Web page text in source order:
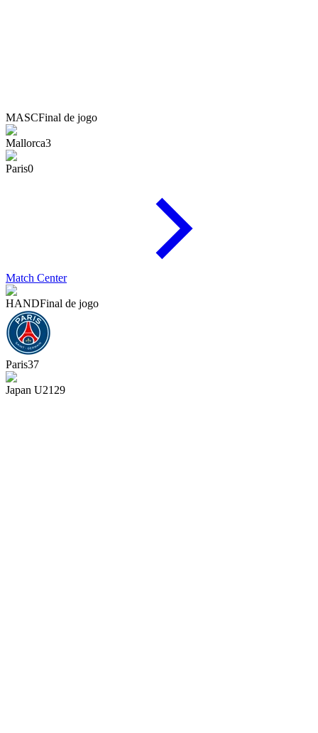
MASCFinal de jogo
Mallorca3
Paris0
Match Center
HANDFinal de jogo
Paris37
Japan U21 29